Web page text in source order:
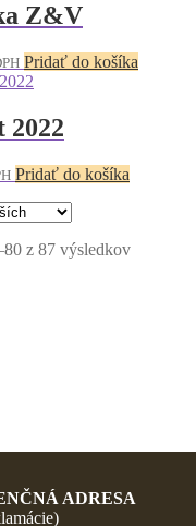
produktu.
Z&V
Pridať do košíka
2022
Pridať do košíka
z 87 výsledkovZoradené
ADRESA